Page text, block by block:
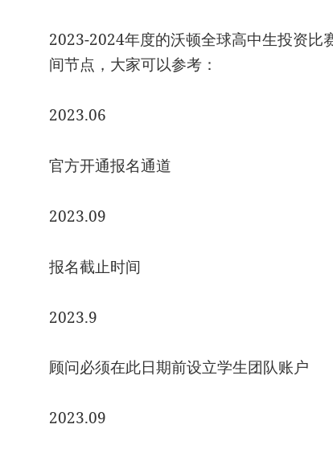
2023-2024年度的沃顿全球高中生投资比
间节点，大家可以参考：
2023.06
官方开通报名通道
2023.09
报名截止时间
2023.9
顾问必须在此日期前设立学生团队账户
2023.09